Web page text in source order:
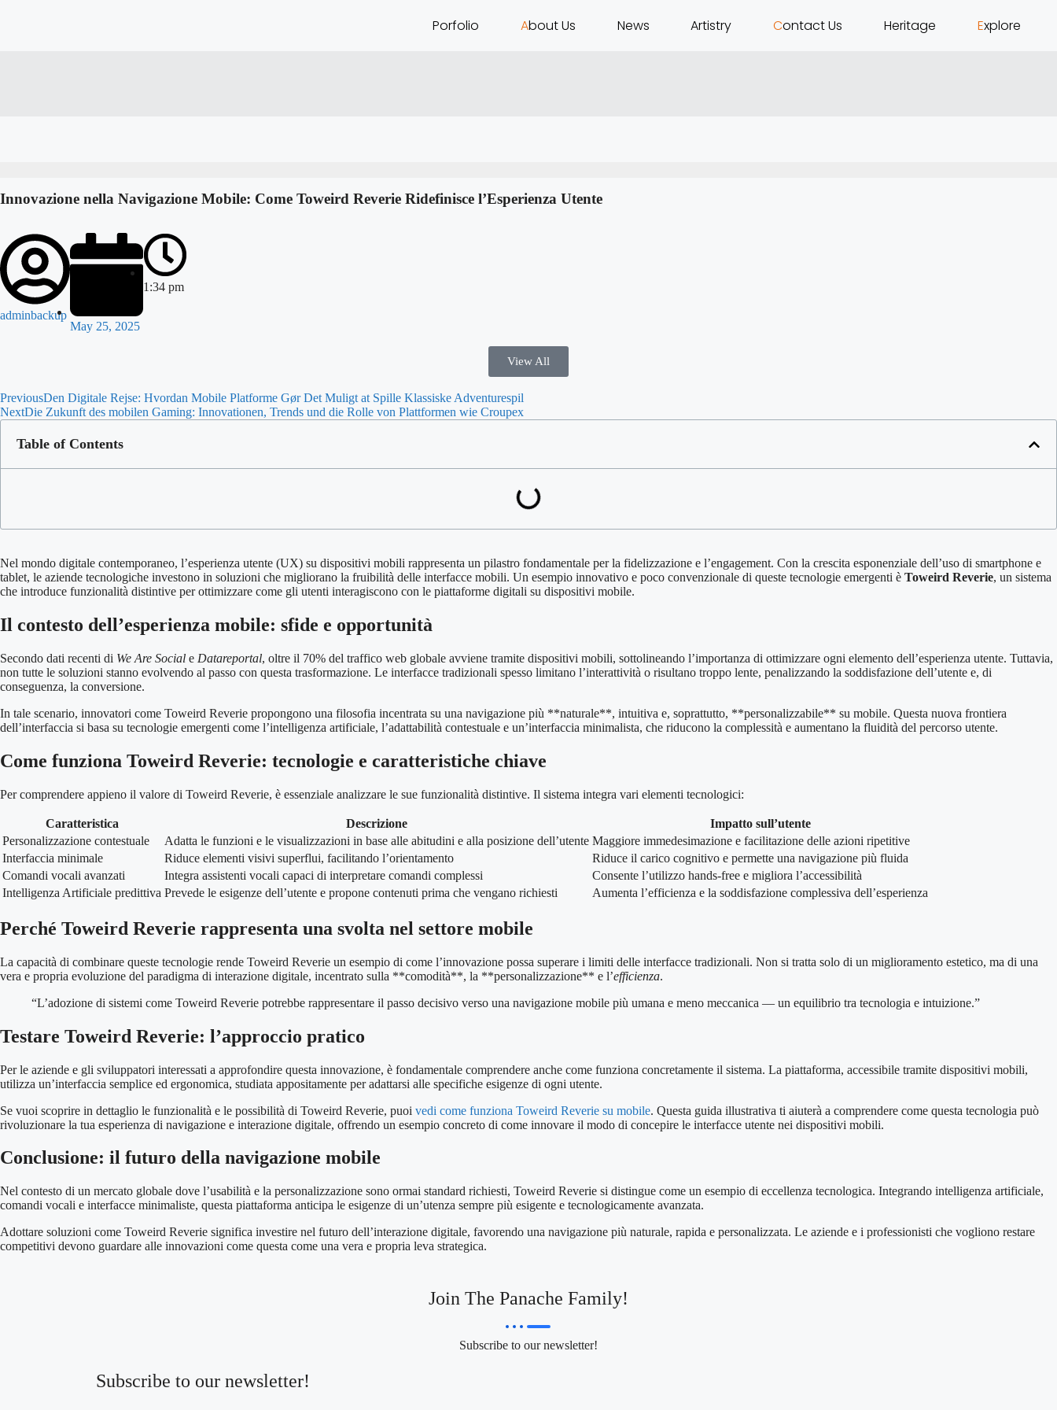
Porfolio About Us News Artistry Contact Us Heritage Explore
Innovazione nella Navigazione Mobile: Come Toweird Reverie Ridefinisce l’Esperienza Utente
adminbackup
May 25, 2025
1:34 pm
View All
PreviousDen Digitale Rejse: Hvordan Mobile Platforme Gør Det Muligt at Spille Klassiske Adventurespil
NextDie Zukunft des mobilen Gaming: Innovationen, Trends und die Rolle von Plattformen wie Croupex
Table of Contents
Nel mondo digitale contemporaneo, l’esperienza utente (UX) su dispositivi mobili rappresenta un pilastro fondamentale per la fidelizzazione e l’engagement. Con la crescita esponenziale dell’uso di smartphone e
tablet, le aziende tecnologiche investono in soluzioni che migliorano la fruibilità delle interfacce mobili. Un esempio innovativo e poco convenzionale di queste tecnologie emergenti è Toweird Reverie, un sistema
che introduce funzionalità distintive per ottimizzare come gli utenti interagiscono con le piattaforme digitali su dispositivi mobile.
Il contesto dell’esperienza mobile: sfide e opportunità
Secondo dati recenti di We Are Social e Datareportal, oltre il 70% del traffico web globale avviene tramite dispositivi mobili, sottolineando l’importanza di ottimizzare ogni elemento dell’esperienza utente. Tuttavia,
non tutte le soluzioni stanno evolvendo al passo con questa trasformazione. Le interfacce tradizionali spesso limitano l’interattività o risultano troppo lente, penalizzando la soddisfazione dell’utente e, di
conseguenza, la conversione.
In tale scenario, innovatori come Toweird Reverie propongono una filosofia incentrata su una navigazione più **naturale**, intuitiva e, soprattutto, **personalizzabile** su mobile. Questa nuova frontiera
dell’interfaccia si basa su tecnologie emergenti come l’intelligenza artificiale, l’adattabilità contestuale e un’interfaccia minimalista, che riducono la complessità e aumentano la fluidità del percorso utente.
Come funziona Toweird Reverie: tecnologie e caratteristiche chiave
Per comprendere appieno il valore di Toweird Reverie, è essenziale analizzare le sue funzionalità distintive. Il sistema integra vari elementi tecnologici:
Caratteristica Descrizione
Impatto sull’utente
Personalizzazione contestuale
Adatta le funzioni e le visualizzazioni in base alle abitudini e alla posizione dell’utente Maggiore immedesimazione e facilitazione delle azioni ripetitive
Interfaccia minimale
Riduce elementi visivi superflui, facilitando l’orientamento
Riduce il carico cognitivo e permette una navigazione più fluida
Comandi vocali avanzati
Integra assistenti vocali capaci di interpretare comandi complessi
Consente l’utilizzo hands-free e migliora l’accessibilità
Intelligenza Artificiale predittiva Prevede le esigenze dell’utente e propone contenuti prima che vengano richiesti Aumenta l’efficienza e la soddisfazione complessiva dell’esperienza
Perché Toweird Reverie rappresenta una svolta nel settore mobile
La capacità di combinare queste tecnologie rende Toweird Reverie un esempio di come l’innovazione possa superare i limiti delle interfacce tradizionali. Non si tratta solo di un miglioramento estetico, ma di una
vera e propria evoluzione del paradigma di interazione digitale, incentrato sulla **comodità**, la **personalizzazione** e l’efficienza.
“L’adozione di sistemi come Toweird Reverie potrebbe rappresentare il passo decisivo verso una navigazione mobile più umana e meno meccanica — un equilibrio tra tecnologia e intuizione.”
Testare Toweird Reverie: l’approccio pratico
Per le aziende e gli sviluppatori interessati a approfondire questa innovazione, è fondamentale comprendere anche come funziona concretamente il sistema. La piattaforma, accessibile tramite dispositivi mobili,
utilizza un’interfaccia semplice ed ergonomica, studiata appositamente per adattarsi alle specifiche esigenze di ogni utente.
Se vuoi scoprire in dettaglio le funzionalità e le possibilità di Toweird Reverie, puoi vedi come funziona Toweird Reverie su mobile. Questa guida illustrativa ti aiuterà a comprendere come questa tecnologia può
rivoluzionare la tua esperienza di navigazione e interazione digitale, offrendo un esempio concreto di come innovare il modo di concepire le interfacce utente nei dispositivi mobili.
Conclusione: il futuro della navigazione mobile
Nel contesto di un mercato globale dove l’usabilità e la personalizzazione sono ormai standard richiesti, Toweird Reverie si distingue come un esempio di eccellenza tecnologica. Integrando intelligenza artificiale,
comandi vocali e interfacce minimaliste, questa piattaforma anticipa le esigenze di un’utenza sempre più esigente e tecnologicamente avanzata.
Adottare soluzioni come Toweird Reverie significa investire nel futuro dell’interazione digitale, favorendo una navigazione più naturale, rapida e personalizzata. Le aziende e i professionisti che vogliono restare
competitivi devono guardare alle innovazioni come questa come una vera e propria leva strategica.
Join The Panache Family!
Subscribe to our newsletter!
Subscribe to our newsletter!